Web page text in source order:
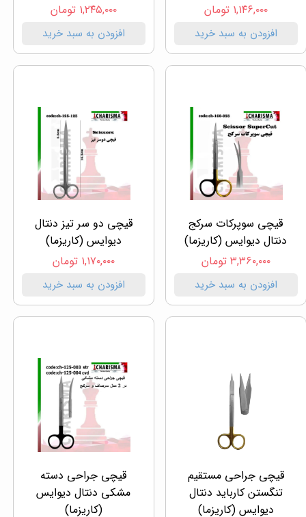
۱,۱۴۶,۰۰۰ تومان
افزودن به سبد خرید
۱,۲۴۵,۰۰۰ تومان
افزودن به سبد خرید
قیچی سوپرکات سرکج
دنتال دیوایس (کاریزما)
۳,۳۶۰,۰۰۰ تومان
افزودن به سبد خرید
قیچی دو سر تیز دنتال
دیوایس (کاریزما)
۱,۱۷۰,۰۰۰ تومان
افزودن به سبد خرید
قیچی جراحی مستقیم
تنگستن کارباید دنتال
دیوایس (کاریزما)
قیچی جراحی دسته
مشکی دنتال دیوایس
(کاریزما)